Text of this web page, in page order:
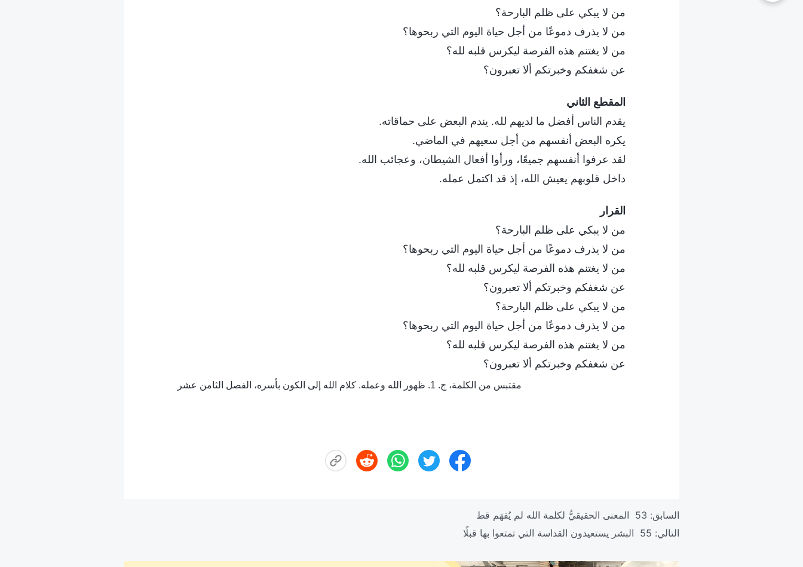
من لا يبكي على ظلم البارحة؟
من لا يذرف دموعًا من أجل حياة اليوم التي ربحوها؟‎
من لا يغتنم هذه الفرصة ليكرس قلبه لله؟
عن شغفكم وخبرتكم ألا تعبرون؟
المقطع الثاني
يقدم الناس أفضل ما لديهم لله. يندم البعض على حماقاته.
يكره البعض أنفسهم من أجل سعيهم في الماضي.
لقد عرفوا أنفسهم جميعًا، ورأوا أفعال الشيطان، وعجائب الله.
داخل قلوبهم يعيش الله، إذ قد اكتمل عمله.
القرار
من لا يبكي على ظلم البارحة؟
من لا يذرف دموعًا من أجل حياة اليوم التي ربحوها؟‎
من لا يغتنم هذه الفرصة ليكرس قلبه لله؟
عن شغفكم وخبرتكم ألا تعبرون؟
من لا يبكي على ظلم البارحة؟
من لا يذرف دموعًا من أجل حياة اليوم التي ربحوها؟‎
من لا يغتنم هذه الفرصة ليكرس قلبه لله؟
عن شغفكم وخبرتكم ألا تعبرون؟
مقتبس من الكلمة، ج. 1. ظهور الله وعمله. كلام الله إلى الكون بأسره، الفصل الثامن عشر
السابق: 53 المعنى الحقيقيُّ لكلمة الله لم يُفهَم قط
التالي: 55 البشر يستعيدون القداسة التي تمتعوا بها قبلًا